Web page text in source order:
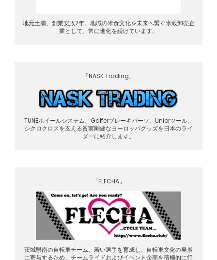
地元土浦、創業安政2年。地域の米食文化を未来へ繋ぐ米穀卸売企
業として、常に進化を続けています。
「NASK Trading」
TUNEホイールシステム、Galferブレーキパーツ、Uniorツール。
シクロクロスを支える質実剛健なヨーロッパグッズを日本のライ
ダーに紹介します。
「FLECHA」
茨城県南の自転車チーム。若い選手を育成し、自転車文化の発展
に寄与するため、チームライドおよびイベント企画を積極的に行